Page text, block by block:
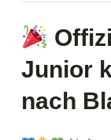
Junior
nach